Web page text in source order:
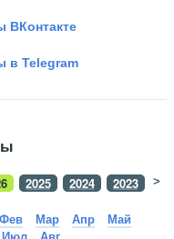
ВКонтакте
в Telegram
2025 2024 2023 2022
>
Фев Мар Апр
Май